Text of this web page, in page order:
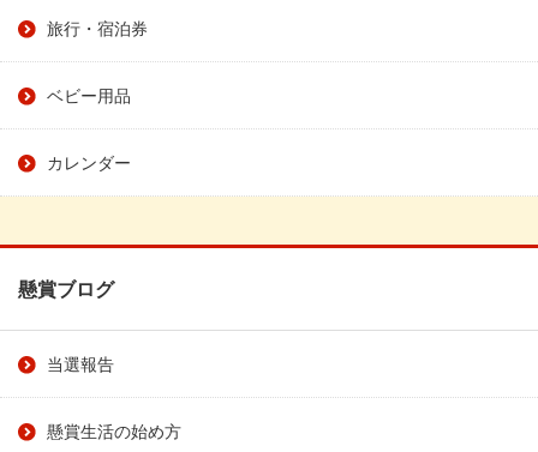
旅行・宿泊券
ベビー用品
カレンダー
懸賞ブログ
当選報告
懸賞生活の始め方